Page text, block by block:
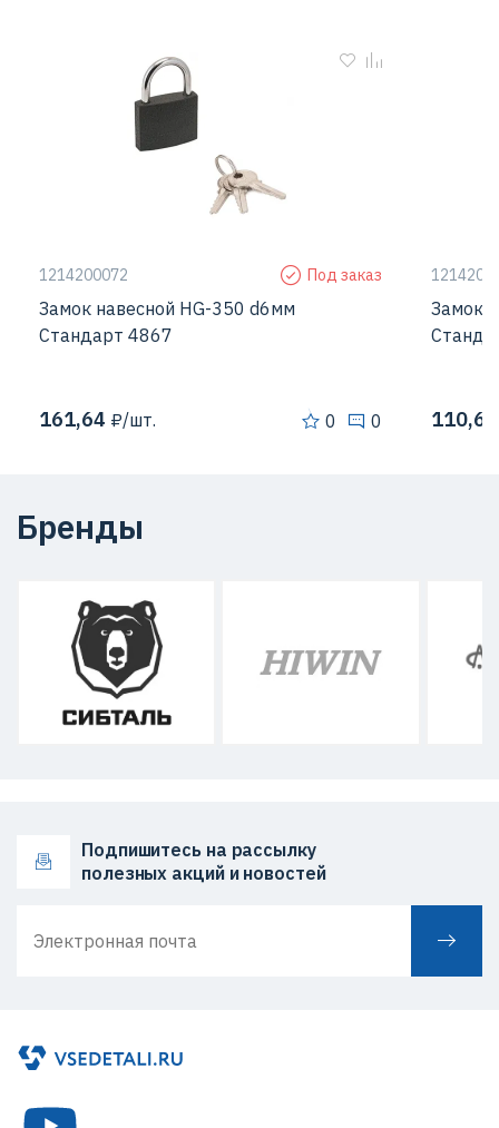
1214200072 Под заказ
Замок навесной HG-350 d6мм
Стандарт 4867
161,64 ₽/шт. 0 0
Замок
110,63
Бренды
Подпишитесь на рассылку
полезных акций и новостей